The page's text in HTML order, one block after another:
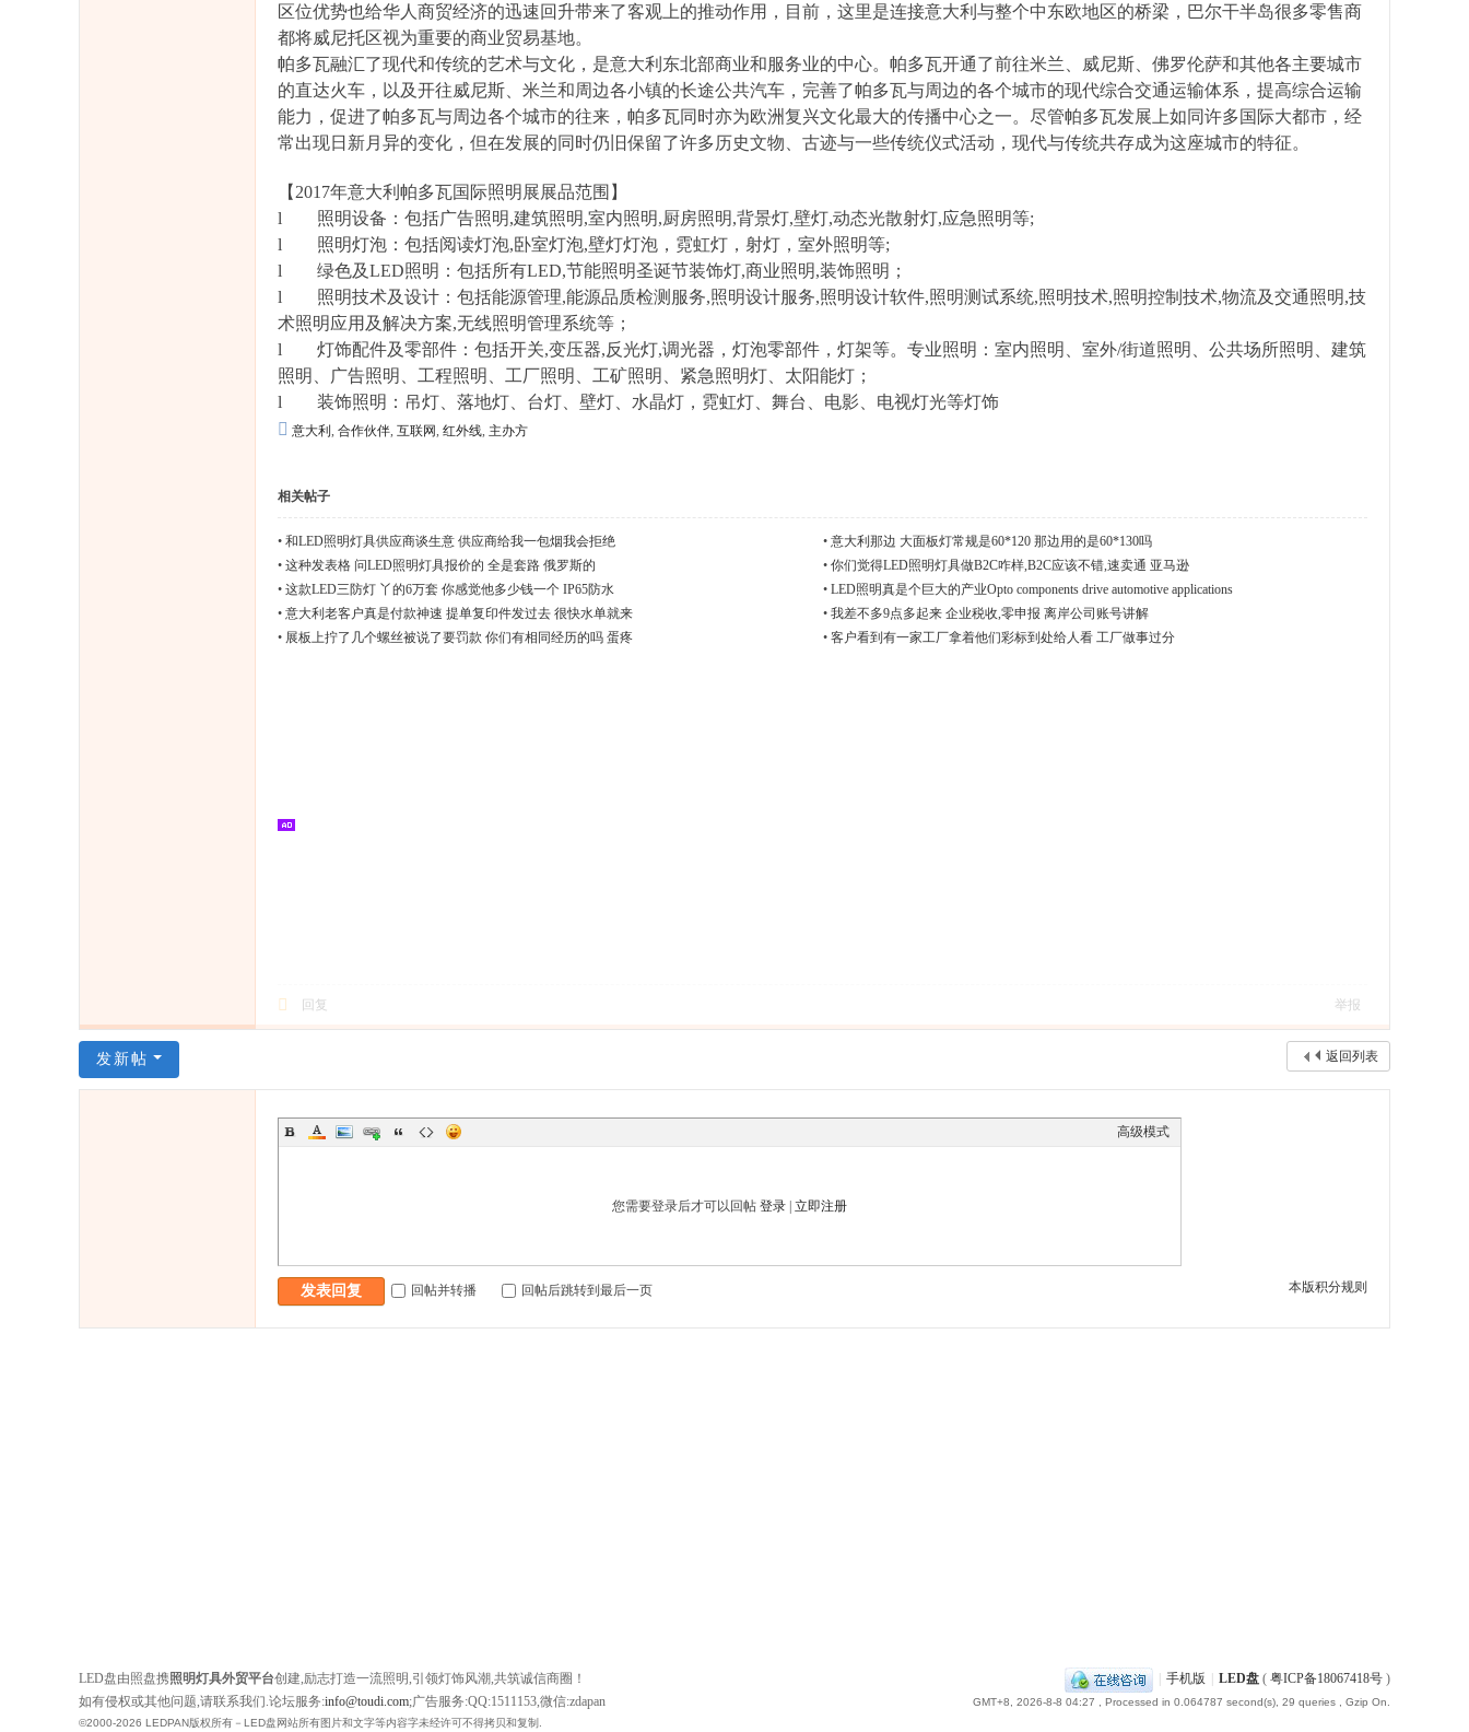
区位优势也给华人商贸经济的迅速回升带来了客观上的推动作用，目前，这里是连接意大利与整个中东欧地区的桥梁，巴尔干半岛很多零售商
都将威尼托区视为重要的商业贸易基地。
帕多瓦融汇了现代和传统的艺术与文化，是意大利东北部商业和服务业的中心。帕多瓦开通了前往米兰、威尼斯、佛罗伦萨和其他各主要城市
的直达火车，以及开往威尼斯、米兰和周边各小镇的长途公共汽车，完善了帕多瓦与周边的各个城市的现代综合交通运输体系，提高综合运输
能力，促进了帕多瓦与周边各个城市的往来，帕多瓦同时亦为欧洲复兴文化最大的传播中心之一。尽管帕多瓦发展上如同许多国际大都市，经
常出现日新月异的变化，但在发展的同时仍旧保留了许多历史文物、古迹与一些传统仪式活动，现代与传统共存成为这座城市的特征。
【2017年意大利帕多瓦国际照明展展品范围】
l 照明设备：包括广告照明,建筑照明,室内照明,厨房照明,背景灯,壁灯,动态光散射灯,应急照明等;
l 照明灯泡：包括阅读灯泡,卧室灯泡,壁灯灯泡，霓虹灯，射灯，室外照明等;
l 绿色及LED照明：包括所有LED,节能照明圣诞节装饰灯,商业照明,装饰照明；
l 照明技术及设计：包括能源管理,能源品质检测服务,照明设计服务,照明设计软件,照明测试系统,照明技术,照明控制技术,物流及交通照明,技
术照明应用及解决方案,无线照明管理系统等；
l 灯饰配件及零部件：包括开关,变压器,反光灯,调光器，灯泡零部件，灯架等。专业照明：室内照明、室外/街道照明、公共场所照明、建筑
照明、广告照明、工程照明、工厂照明、工矿照明、紧急照明灯、太阳能灯；
l 装饰照明：吊灯、落地灯、台灯、壁灯、水晶灯，霓虹灯、舞台、电影、电视灯光等灯饰
意大利 , 合作伙伴, 互联网, 红外线, 主办方
相关帖子
• 和LED照明灯具供应商谈生意 供应商给我一包烟我会拒绝 • 意大利那边 大面板灯常规是60*120 那边用的是60*130吗
• 这种发表格 问LED照明灯具报价的 全是套路 俄罗斯的 • 你们觉得LED照明灯具做B2C咋样,B2C应该不错,速卖通 亚马逊
• 这款LED三防灯 丫的6万套 你感觉他多少钱一个 IP65防水 • LED照明真是个巨大的产业Opto components drive automotive applications
• 意大利老客户真是付款神速 提单复印件发过去 很快水单就来 • 我差不多9点多起来 企业税收,零申报 离岸公司账号讲解
• 展板上拧了几个螺丝被说了要罚款 你们有相同经历的吗 蛋疼 • 客户看到有一家工厂拿着他们彩标到处给人看 工厂做事过分
回复 举报
返回列表
发新帖
高级模式
您需要登录后才可以回帖 登录 立即注册
本版积分规则
发表回复 回帖并转播 回帖后跳转到最后一页
手机版 LED盘 ( 粤ICP备18067418号 )
GMT+8, 2026-8-8 04:27 , Processed in 0.064787 second(s), 29 queries , Gzip On.
LED盘由照盘携照明灯具外贸平台创建,励志打造一流照明,引领灯饰风潮,共筑诚信商圈！
如有侵权或其他问题,请联系我们.论坛服务:info@toudi.com;广告服务:QQ:1511153,微信:zdapan
©2000-2026 LEDPAN版权所有－LED盘网站所有图片和文字等内容字未经许可不得拷贝和复制.